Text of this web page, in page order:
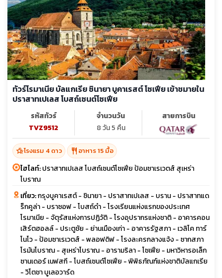
ทัวร์โรมาเนีย บัลแกเรีย ซินายา บูคาเรสต์ โซเฟีย เข้าชมายใน
ปราสาทเปเลส โบสถ์เซนต์โซเฟีย
รหัสทัวร์
TVZ9512
จำนวนวัน
8 วัน 5 คืน
สายการบิน
hotel_classโรงแรม 4 ดาว restaurant อาหาร 15 มื้อ
ไฮไลท์:ปราสาทเปเลส โบสถ์เซนต์โซเฟีย ป้อมซาเรเวตส์ สุเหร่า
โบราณ
เที่ยว:กรุงบูคาเรสต์ - ชินายา - ปราสาทเปเลส - บราน - ปราสาทแด
ร็กคูล่า - บราซอฟ - โบสถ์ดำ - โรงเรียนแห่งแรกของประเทศ
โรมาเนีย - จัตุรัสแห่งการปฏิวัติ - โรงอุปรากรแห่งชาติ - อาคารคอน
เสิร์ตฮอลล์ - ประตูชัย - ย่านเมืองเก่า - อาคารรัฐสภา - เวลิโค ทาร์
โนโว - ป้อมซาเรเวตส์ - พลอฟดิฟ - โรงละครกลางแจ้ง - ซากสภา
โรมันโบราณ - สุเหร่าโบราณ - อารามริลา - โซเฟีย - มหาวิหารอเล็ก
ซานเดอร์ เนฟสกี - โบสถ์เซนต์โซเฟีย - พิพิธภัณฑ์แห่งชาติบัลแกเรีย
- วิโตชา บูเลอวาร์ด